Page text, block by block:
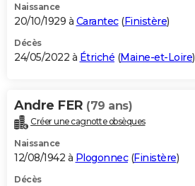
Naissance
20/10/1929 à Carantec(Finistère)
Décès
24/05/2022 à Étriché (Maine-et-Loire)
Andre FER (79 ans)
Créer une cagnotte obsèques
Naissance
12/08/1942 à Plogonnec(Finistère)
Décès